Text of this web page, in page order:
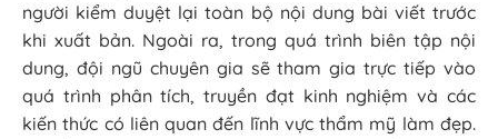
người kiểm duyệt lại toàn bộ nội dung bài viết trước
khi xuất bản. Ngoài ra, trong quá trình biên tập nội
dung, đội ngũ chuyên gia sẽ tham gia trực tiếp vào
quá trình phân tích, truyền đạt kinh nghiệm và các
kiến thức có liên quan đến lĩnh vực thẩm mỹ làm đẹp.